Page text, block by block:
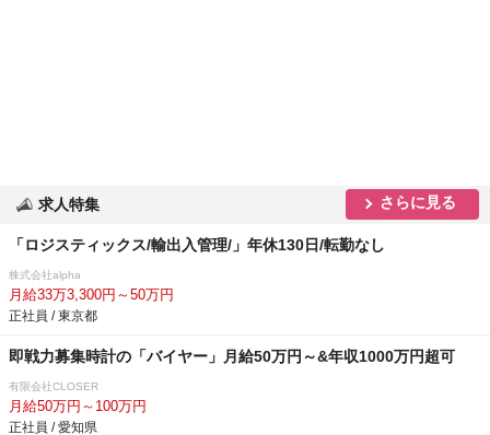
求人特集 さらに見る
「ロジスティックス/輸出入管理/」年休130日/転勤なし
株式会社alpha
月給33万3,300円～50万円
正社員 / 東京都
即戦力募集時計の「バイヤー」月給50万円～&年収1000万円超可
有限会社CLOSER
月給50万円～100万円
正社員 / 愛知県